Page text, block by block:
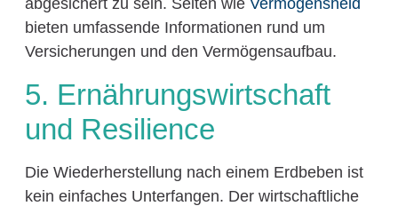
abgesichert zu sein. Seiten wie Vermögensheld
bieten umfassende Informationen rund um
Versicherungen und den Vermögensaufbau.
5. Ernährungswirtschaft
und Resilience
Die Wiederherstellung nach einem Erdbeben ist
kein einfaches Unterfangen. Der wirtschaftliche